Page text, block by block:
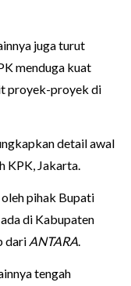
juga turut
menduga kuat
proyek-proyek di
detail awal
KPK, Jakarta.
pihak Bupati
di Kabupaten
dari ANTARA.
tengah